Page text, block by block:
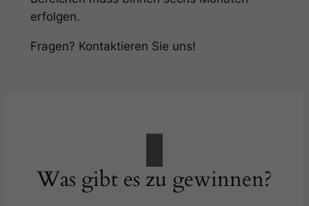
erfolgen.
Fragen? Kontaktieren Sie uns!
Was gibt es zu gewinnen?